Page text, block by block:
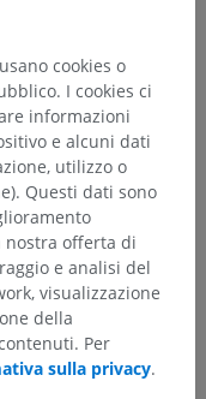
cookies o
I cookies ci
informazioni
e alcuni dati
utilizzo o
Questi dati sono
offerta di
e analisi del
visualizzazione
della
Per
sulla privacy.